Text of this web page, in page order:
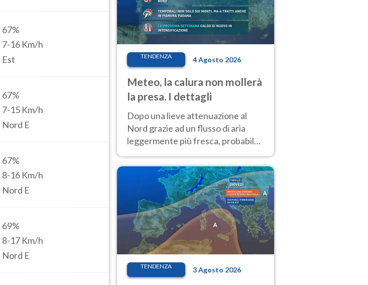
67%
7-16 Km/h
Est
67%
7-15 Km/h
Nord E
67%
8-16 Km/h
Nord E
69%
8-17 Km/h
Nord E
TENDENZA 4 Agosto 2026
Meteo, la calura non mollerà
la presa. I dettagli
Dopo una lieve attenuazione al
Nord grazie ad un flusso di aria
leggermente più fresca, probabile
africano entro Ferragosto
TENDENZA 3 Agosto 2026